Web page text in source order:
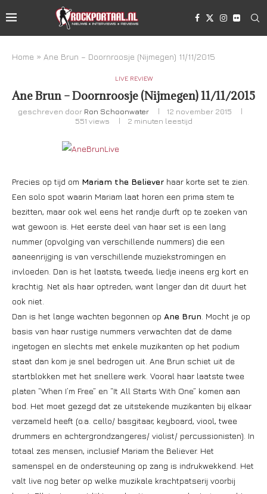
Home » Ane Brun – Doornroosje (Nijmegen) 11/11/2015
LIVE REVIEW
Ane Brun – Doornroosje (Nijmegen) 11/11/2015
geschreven door Ron Schoonwater
12 november 2015
551 views 2 minuten leestijd
Precies op tijd om Mariam the Believer haar korte set te zien.
Een solo spot waarin Mariam laat horen een prima stem te
bezitten, maar ook wel eens het randje durft op te zoeken van
wat gewoon is. Het eerste deel van haar set is een lang
nummer (opvolging van verschillende nummers) die een
aaneenrijging is van verschillende muziekstromingen en
invloeden. Dan is het laatste, tweede, liedje ineens erg kort en
krachtig. Net als haar optreden, want langer dan dit duurt het
ook niet.
Dan is het lange wachten begonnen op Ane Brun . Mocht je op
basis van haar rustige nummers verwachten dat de dame
ingetogen en slechts met enkele muzikanten op het podium
staat dan kom je snel bedrogen uit. Ane Brun schiet uit de
startblokken met het snellere werk. Vooral haar laatste twee
platen “When I’m Free” en “It All Starts With One” komen aan
bod. Het moet gezegd dat ze uitstekende muzikanten bij elkaar
verzameld heeft (o.a. cello/ basgitaar, keyboard, viool, twee
drummers en achtergrondzangeres/ violist/ percussionisten). In
totaal zes mensen, inclusief Mariam the Believer. Het
samenspel en de ondersteuning op zang is indrukwekkend. Het
valt live nog beter op welke muzikale krachtpatserij voorbij